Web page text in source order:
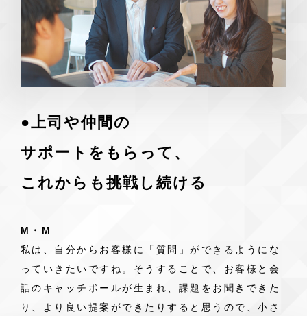
●上司や仲間の
サポートをもらって、
これからも挑戦し続ける
M・M
私は、自分からお客様に「質問」ができるようにな
っていきたいですね。そうすることで、お客様と会
話のキャッチボールが生まれ、課題をお聞きできた
り、より良い提案ができたりすると思うので、小さ